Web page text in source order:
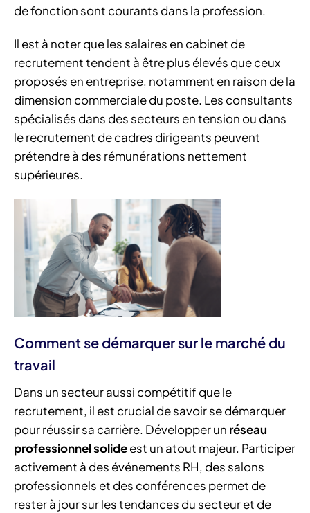
de fonction sont courants dans la profession.
Il est à noter que les salaires en cabinet de
recrutement tendent à être plus élevés que ceux
proposés en entreprise, notamment en raison de la
dimension commerciale du poste. Les consultants
spécialisés dans des secteurs en tension ou dans
le recrutement de cadres dirigeants peuvent
prétendre à des rémunérations nettement
supérieures.
Comment se démarquer sur le marché du
travail
Dans un secteur aussi compétitif que le
recrutement, il est crucial de savoir se démarquer
pour réussir sa carrière. Développer un réseau
professionnel solideest un atout majeur. Participer
activement à des événements RH, des salons
professionnels et des conférences permet de
rester à jour sur les tendances du secteur et de